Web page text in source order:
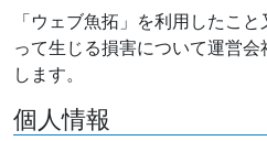
「ウェブ魚拓」を利用したこ
って生じる損害について運営
します。
個人情報